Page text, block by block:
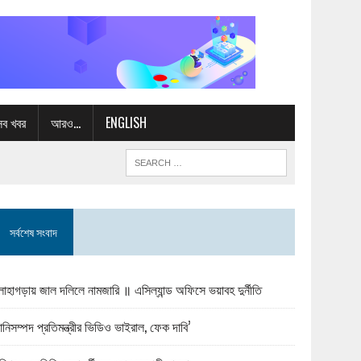
খবর আরও… ENGLISH
সর্বশেষ সংবাদ
জাল দলিলে নামজারি ॥ এসিল্যান্ড অফিসে ভয়াবহ দুর্নীতি
প্রতিমন্ত্রীর ভিডিও ভাইরাল, ফেক দাবি’